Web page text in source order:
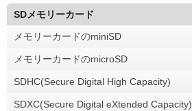
SDメモリーカード
メモリーカードのminiSD
メモリーカードのmicroSD
SDHC(Secure Digital High Capacity)
SDXC(Secure Digital eXtended Capacity)